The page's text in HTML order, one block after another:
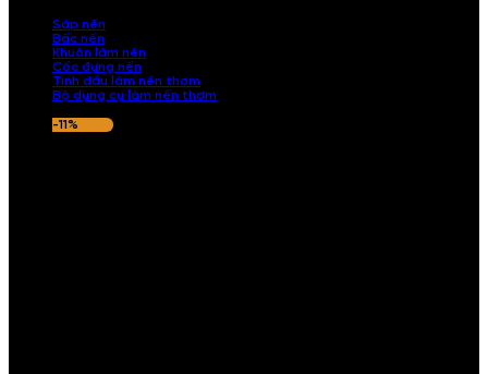
Sáp nến
Bấc nến
Khuôn làm nến
Cốc đựng nến
Tinh dầu làm nến thơm
Bộ dụng cụ làm nến thơm
-11%